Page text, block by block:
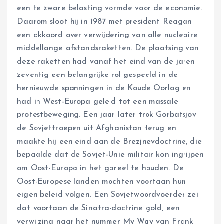
een te zware belasting vormde voor de economie.
Daarom sloot hij in 1987 met president Reagan
een akkoord over verwijdering van alle nucleaire
middellange afstandsraketten. De plaatsing van
deze raketten had vanaf het eind van de jaren
zeventig een belangrijke rol gespeeld in de
hernieuwde spanningen in de Koude Oorlog en
had in West-Europa geleid tot een massale
protestbeweging. Een jaar later trok Gorbatsjov
de Sovjettroepen uit Afghanistan terug en
maakte hij een eind aan de Brezjnevdoctrine, die
bepaalde dat de Sovjet-Unie militair kon ingrijpen
om Oost-Europa in het gareel te houden. De
Oost-Europese landen mochten voortaan hun
eigen beleid volgen. Een Sovjetwoordvoerder zei
dat voortaan de Sinatra-doctrine gold, een
verwijzing naar het nummer My Way van Frank